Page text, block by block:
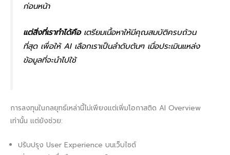
ก่อนหน้า
แต่สิ่งที่เราทำได้คือเตรียมเนื้อหาให้มีคุณสมบัติครบถ้วน
ที่สุด เพื่อให้ AI เลือกเราเป็นลำดับต้นๆ เมื่อประเมินแหล่ง
ข้อมูลที่จะนำไปใช้
การลงทุนในกลยุทธ์เหล่านี้ไม่เพียงแต่เพิ่มโอกาสติด AI Overview
เท่านั้น แต่ยังช่วย:
ปรับปรุง User Experience บนเว็บไซต์